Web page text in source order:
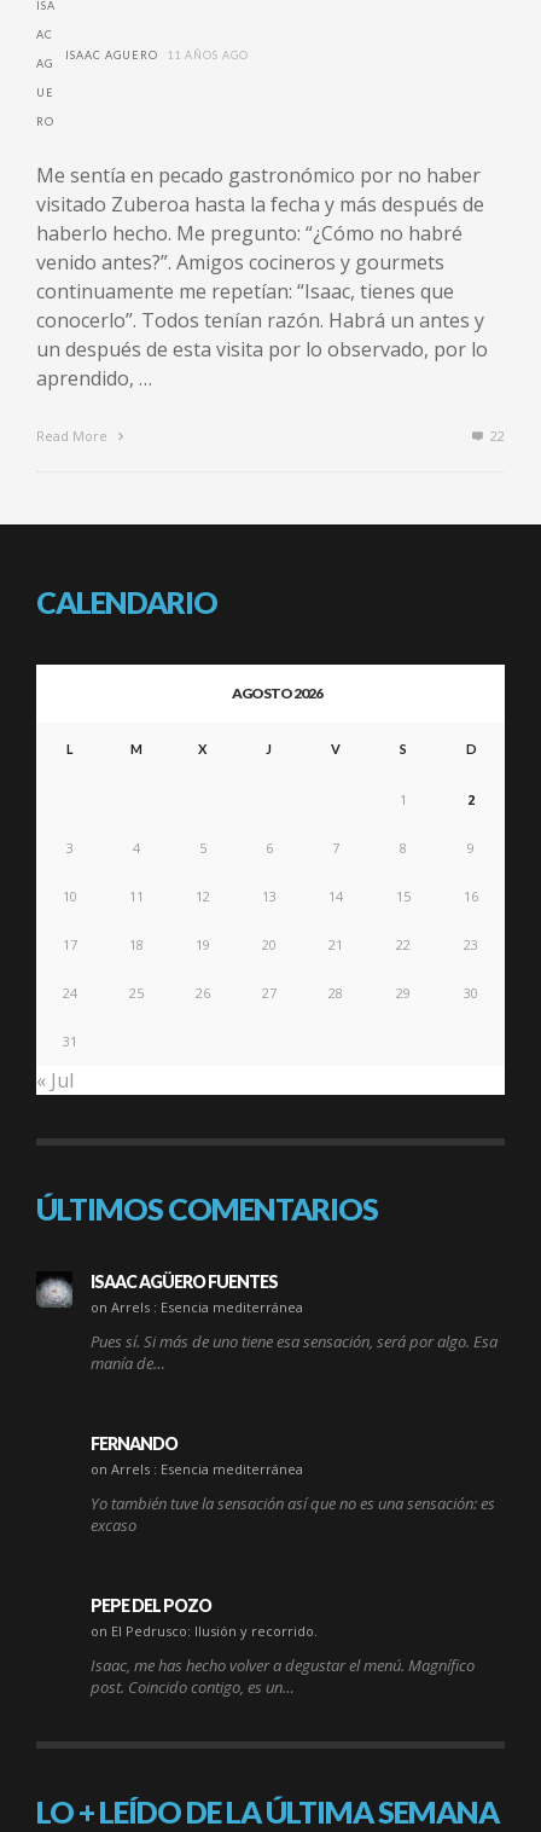
ISAAC AGUERO 11 AÑOS AGO
Me sentía en pecado gastronómico por no haber
visitado Zuberoa hasta la fecha y más después de
haberlo hecho. Me pregunto: “¿Cómo no habré
venido antes?”. Amigos cocineros y gourmets
continuamente me repetían: “Isaac, tienes que
conocerlo”. Todos tenían razón. Habrá un antes y
un después de esta visita por lo observado, por lo
aprendido, …
Read More 22
CALENDARIO
AGOSTO 2026
L M X J V S D
1 2
3 4 5 6 7 8 9
10 11 12 13 14 15 16
17 18 19 20 21 22 23
24 25 26 27 28 29 30
31
« Jul
ÚLTIMOS COMENTARIOS
ISAAC AGÜERO FUENTES
on Arrels : Esencia mediterránea
Pues sí. Si más de uno tiene esa sensación, será por algo. Esa
manía de…
FERNANDO
on Arrels : Esencia mediterránea
Yo también tuve la sensación así que no es una sensación: es
excaso
PEPE DEL POZO
on El Pedrusco: Ilusión y recorrido.
Isaac, me has hecho volver a degustar el menú. Magnífico
post. Coincido contigo, es un…
LO + LEÍDO DE LA ÚLTIMA SEMANA